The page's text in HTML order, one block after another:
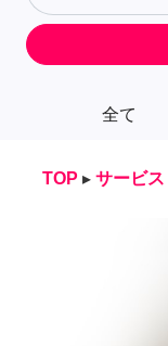
全て
TOP ▸ サービス